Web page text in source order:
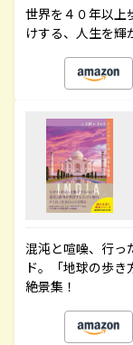
世界を４０年以上
けする、人生を輝
混沌と喧噪、行っ
ド。「地球の歩
絶景集！